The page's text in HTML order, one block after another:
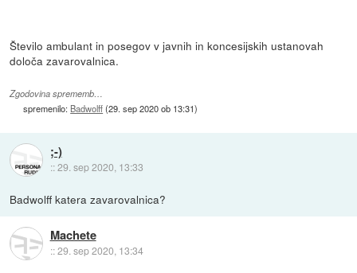
Število ambulant in posegov v javnih in koncesijskih ustanovah
določa zavarovalnica.
Zgodovina sprememb…
spremenilo: Badwolff(29. sep 2020 ob 13:31)
;-)
::29. sep 2020, 13:33
Badwolff katera zavarovalnica?
Machete
::29. sep 2020, 13:34